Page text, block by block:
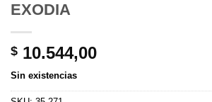
EXODIA
$ 10.544,00
Sin existencias